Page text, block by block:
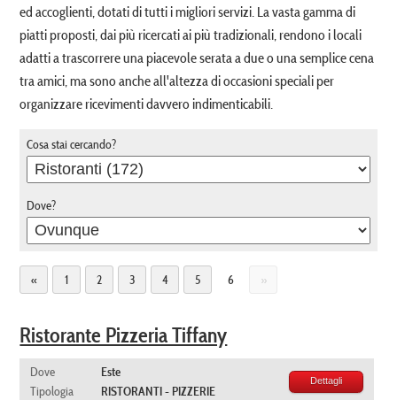
ed accoglienti, dotati di tutti i migliori servizi. La vasta gamma di
piatti proposti, dai più ricercati ai più tradizionali, rendono i locali
adatti a trascorrere una piacevole serata a due o una semplice cena
tra amici, ma sono anche all'altezza di occasioni speciali per
organizzare ricevimenti davvero indimenticabili.
Cosa stai cercando?
Dove?
« 1 2 3 4 5 6 »
Ristorante Pizzeria Tiffany
Dove
Este
Tipologia
RISTORANTI - PIZZERIE
Dettagli